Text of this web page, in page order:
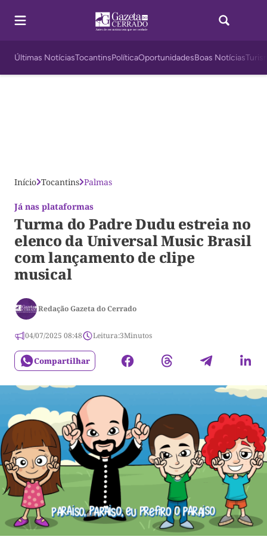
Últimas NotíciasTocantinsPolíticaOportunidadesBoas Notícias
Início Tocantins Palmas
Já nas plataformas
Turma do Padre Dudu estreia no
elenco da Universal Music Brasil
com lançamento de clipe
musical
Redação Gazeta do Cerrado
04/07/2025 08:48 Leitura:3Minutos
Compartilhar